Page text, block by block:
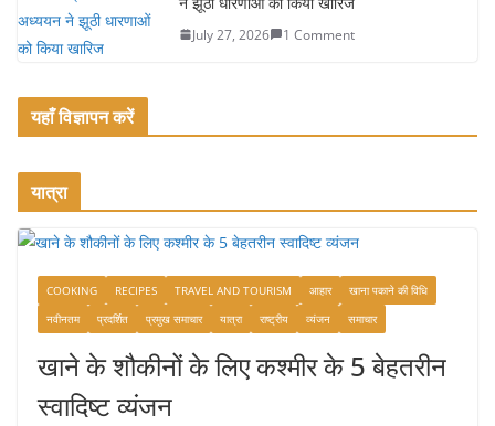
July 27, 2026 1 Comment
यहाँ विज्ञापन करें
यात्रा
COOKING RECIPES TRAVEL AND TOURISM आहार
खाना पकाने की विधि
नवीनतम
प्रदर्शित प्रमुख समाचार यात्रा राष्ट्रीय व्यंजन समाचार
खाने के शौकीनों के लिए कश्मीर के 5 बेहतरीन
स्वादिष्ट व्यंजन